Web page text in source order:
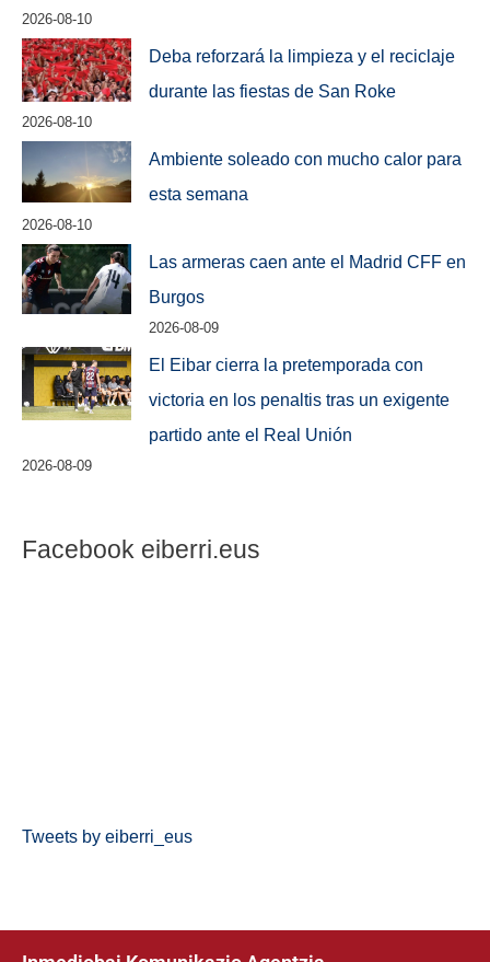
2026-08-10
Deba reforzará la limpieza y el reciclaje
durante las fiestas de San Roke
2026-08-10
Ambiente soleado con mucho calor para
esta semana
2026-08-10
Las armeras caen ante el Madrid CFF en
Burgos
2026-08-09
El Eibar cierra la pretemporada con
victoria en los penaltis tras un exigente
partido ante el Real Unión
2026-08-09
Facebook eiberri.eus
Tweets by eiberri_eus